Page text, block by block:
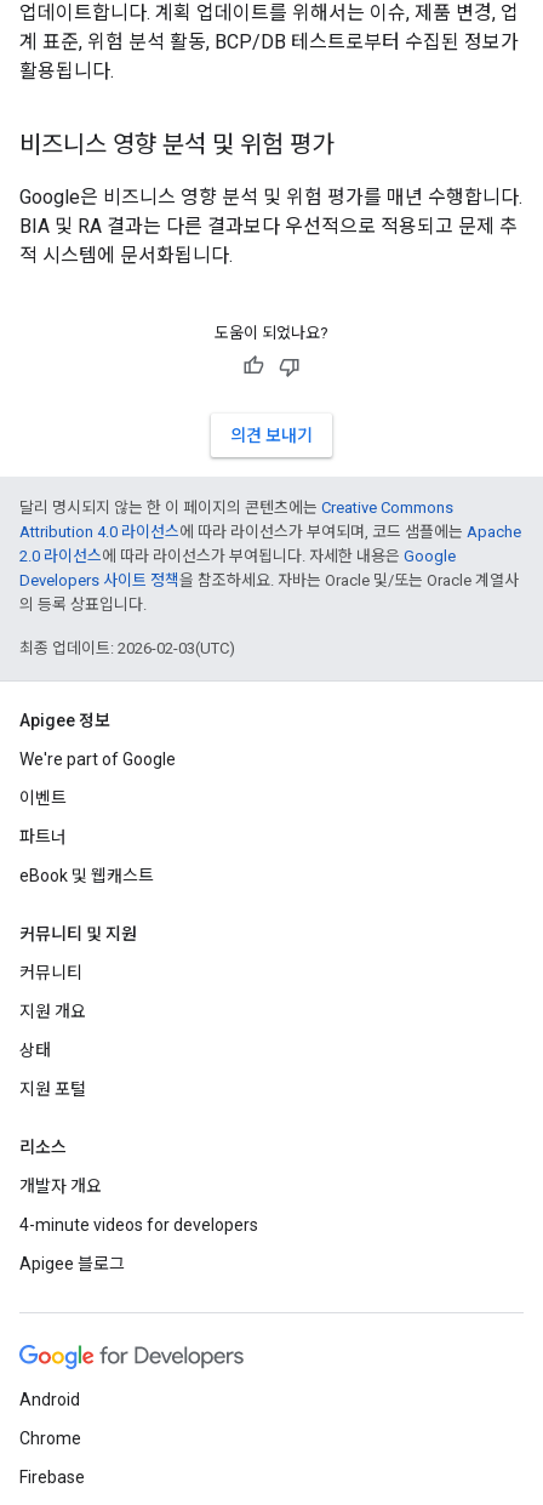
업데이트합니다. 계획 업데이트를 위해서는 이슈, 제품 변경, 업
계 표준, 위험 분석 활동, BCP/DB 테스트로부터 수집된 정보가
활용됩니다.
비즈니스 영향 분석 및 위험 평가
Google은 비즈니스 영향 분석 및 위험 평가를 매년 수행합니다.
BIA 및 RA 결과는 다른 결과보다 우선적으로 적용되고 문제 추
적 시스템에 문서화됩니다.
도움이 되었나요?
의견 보내기
달리 명시되지 않는 한 이 페이지의 콘텐츠에는 Creative Commons
Attribution 4.0 라이선스에 따라 라이선스가 부여되며, 코드 샘플에는 Apache
2.0 라이선스에 따라 라이선스가 부여됩니다. 자세한 내용은 Google
Developers 사이트 정책을 참조하세요. 자바는 Oracle 및/또는 Oracle 계열사
의 등록 상표입니다.
최종 업데이트: 2026-02-03(UTC)
Apigee 정보
We're part of Google
이벤트
파트너
eBook 및 웹캐스트
커뮤니티 및 지원
커뮤니티
지원 개요
상태
지원 포털
리소스
개발자 개요
4-minute videos for developers
Apigee 블로그
Android
Chrome
Firebase